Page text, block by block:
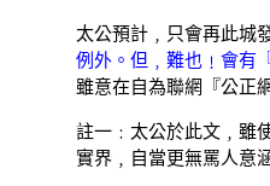
太公預計﹐只會再此城
例外。但﹐難也﹗會有
雖意在自為聯網『公正
註一﹕太公於此文﹐雖
實界﹐自當更無罵人意